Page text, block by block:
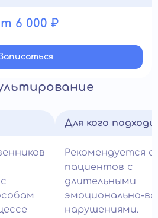
6 000 ₽
Для кого
Рекомендуется
пациентов с
длительными
эмоционально-
нарушениями.